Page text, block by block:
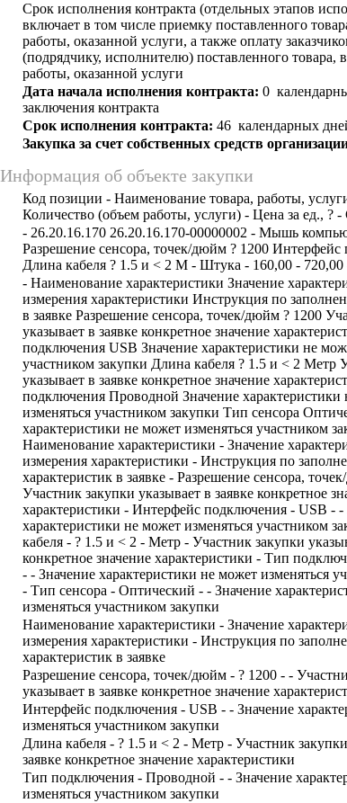
Срок исполнения контракта (отдельных этапов
включает в том числе приемку поставленного
работы, оказанной услуги, а также оплату
(подрядчику, исполнителю) поставленного товара,
работы, оказанной услуги
Дата начала исполнения контракта: 0
заключения контракта
Срок исполнения контракта: 46 календарных
Закупка за счет собственных средств
Информация об объекте закупки
Код позиции - Наименование товара, работы,
Количество (объем работы, услуги) - Цена за ед., ? -
- 26.20.16.170 26.20.16.170-00000002 - Мышь
Разрешение сенсора, точек/дюйм ? 1200
Длина кабеля ? 1.5 и < 2 М - Штука - 160,00 - 720,00
- Наименование характеристики Значение
измерения характеристики Инструкция по
в заявке Разрешение сенсора, точек/дюйм ? 1200
указывает в заявке конкретное значение
подключения USB Значение характеристики не
участником закупки Длина кабеля ? 1.5 и < 2 Метр
указывает в заявке конкретное значение
подключения Проводной Значение характеристики
изменяться участником закупки Тип сенсора
характеристики не может изменяться участником
Наименование характеристики - Значение
измерения характеристики - Инструкция по
характеристик в заявке - Разрешение сенсора,
Участник закупки указывает в заявке конкретное
характеристики - Интерфейс подключения - USB - -
характеристики не может изменяться участником
кабеля - ? 1.5 и < 2 - Метр - Участник закупки
конкретное значение характеристики - Тип
- - Значение характеристики не может изменяться
- Тип сенсора - Оптический - - Значение
изменяться участником закупки
Наименование характеристики - Значение
измерения характеристики - Инструкция по
характеристик в заявке
Разрешение сенсора, точек/дюйм - ? 1200 - -
указывает в заявке конкретное значение
Интерфейс подключения - USB - - Значение
изменяться участником закупки
Длина кабеля - ? 1.5 и < 2 - Метр - Участник
заявке конкретное значение характеристики
Тип подключения - Проводной - - Значение
изменяться участником закупки